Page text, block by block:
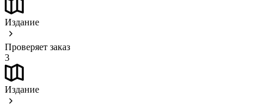
Издание
Проверяет заказ
3
Издание